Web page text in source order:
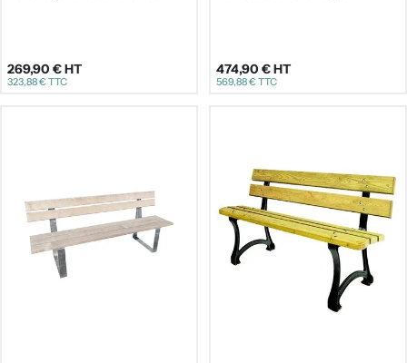
Prix
269,90 €HT
323,88 €TTC
Prix
474,90 €HT
569,88 €TTC